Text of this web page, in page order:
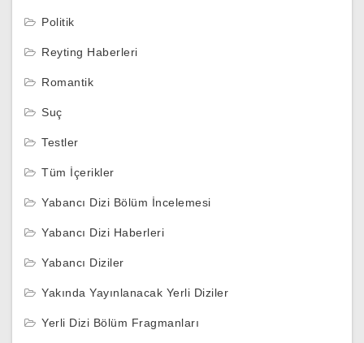
Politik
Reyting Haberleri
Romantik
Suç
Testler
Tüm İçerikler
Yabancı Dizi Bölüm İncelemesi
Yabancı Dizi Haberleri
Yabancı Diziler
Yakında Yayınlanacak Yerli Diziler
Yerli Dizi Bölüm Fragmanları